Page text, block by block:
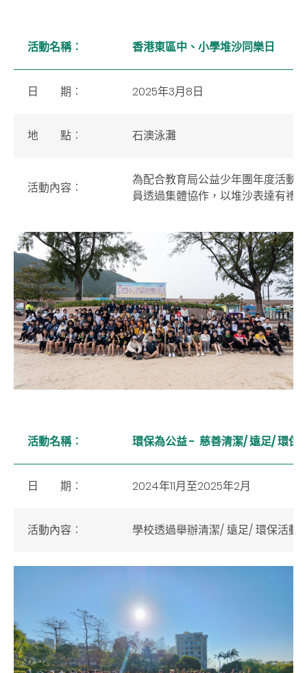
活動名稱︰ 香港東區中、小學堆沙同樂日
日 期 ︰ 2025年3月8日
地 點 ︰ 石澳泳灘
活動內容 ︰
為配合教育局公益少年團年度活動
員透過集體協作，以堆沙表達有禮
活動名稱︰ 環保為公益 - 慈善清潔/ 遠足/ 環保
日 期 ︰ 2024年11月至2025年2月
活動內容 ︰ 學校透過舉辦清潔/ 遠足/ 環保活動